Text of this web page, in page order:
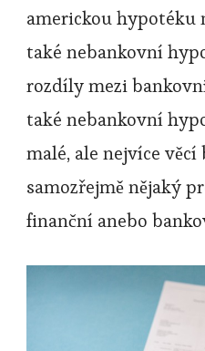
americkou hypotéku
také nebankovní
rozdíly mezi
také nebankovní
malé, ale nejvíce
samozřejmě nějaký
finanční anebo